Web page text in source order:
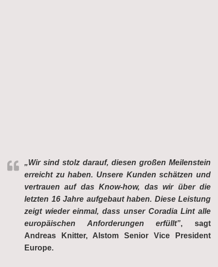
„Wir sind stolz darauf, diesen großen Meilenstein
erreicht zu haben. Unsere Kunden schätzen und
vertrauen auf das Know-how, das wir über die
letzten 16 Jahre aufgebaut haben. Diese Leistung
zeigt wieder einmal, dass unser Coradia Lint alle
europäischen Anforderungen erfüllt”, sagt
Andreas Knitter, Alstom Senior Vice President
Europe.